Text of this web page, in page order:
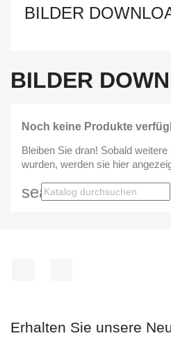
BILDER
BILDER
Noch keine Produkte
Bleiben Sie dran! Sobald
wurden, werden sie hier
search
Erhalten Sie unsere